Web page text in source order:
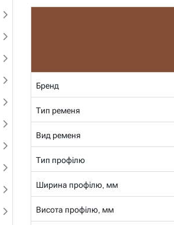
Бренд
Тип ременя
Вид ременя
Тип профілю
Ширина профілю, мм
Висота профілю, мм